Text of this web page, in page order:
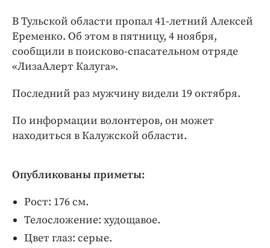
Блоги
Издания
Медиаперсона
Интересное чтиво
Клиника года
Работодатель года
В Тульской области пропал 41-летний Алексей
Еременко. Об этом в пятницу, 4 ноября,
сообщили в поисково-спасательном отряде
«ЛизаАлерт Калуга».
Последний раз мужчину видели 19 октября.
По информации волонтеров, он может
находиться в Калужской области.
Опубликованы приметы:
Рост: 176 см.
Телосложение: xудощавое.
Цвет глаз: серые.